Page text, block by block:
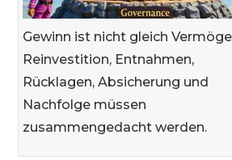
Gewinn ist nicht gleich
Reinvestition, Entnahmen,
Rücklagen, Absicherung und
Nachfolge müssen
zusammengedacht werden.